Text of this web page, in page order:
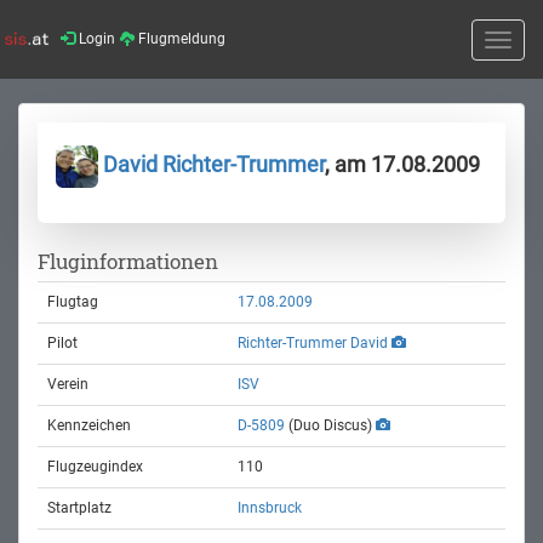
Login Flugmeldung
Toggle
David Richter-Trummer, am 17.08.2009
Fluginformationen
Flugtag 17.08.2009
Pilot Richter-Trummer David
Verein ISV
Kennzeichen D-5809 (Duo Discus)
Flugzeugindex 110
Startplatz Innsbruck